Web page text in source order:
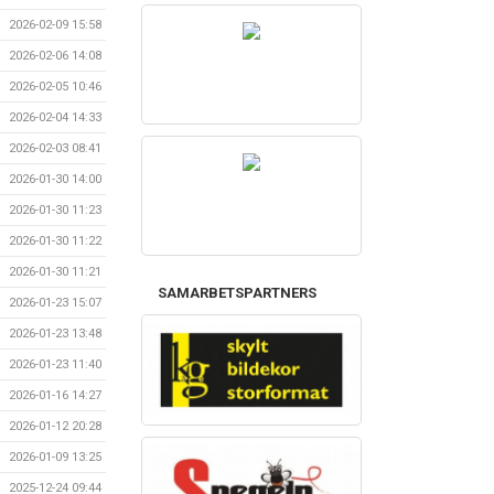
2026-02-09 15:58
2026-02-06 14:08
2026-02-05 10:46
2026-02-04 14:33
2026-02-03 08:41
2026-01-30 14:00
2026-01-30 11:23
2026-01-30 11:22
2026-01-30 11:21
2026-01-23 15:07
2026-01-23 13:48
2026-01-23 11:40
2026-01-16 14:27
2026-01-12 20:28
2026-01-09 13:25
2025-12-24 09:44
SAMARBETSPARTNERS